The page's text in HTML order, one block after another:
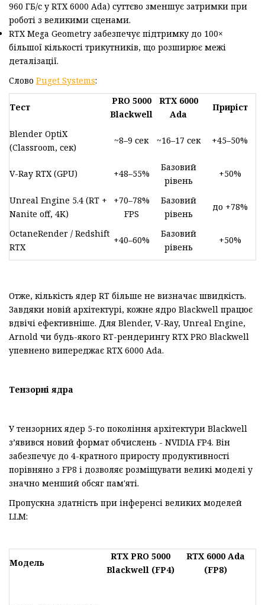
960 ГБ/с у RTX 6000 Ada) суттєво зменшує затримки при
роботі з великими сценами.
RTX Mega Geometry забезпечує підтримку до 100×
більшої кількості трикутників, що розширює межі
деталізації.
Слово Puget Systems:
Тест
PRO 5000
Blackwell
RTX 6000
Ada
Приріст
Blender OptiX
(Classroom, сек)
~8–9 сек ~16–17 сек +45–50%
V-Ray RTX (GPU) +48–55%
Базовий
рівень
+50%
Unreal Engine 5.4 (RT +
Nanite off, 4K)
+70–78%
FPS
Базовий
рівень
до +78%
OctaneRender / Redshift
RTX
+40–60%
Базовий
рівень
+50%
Отже, кількість ядер RT більше не визначає швидкість.
Завдяки новій архітектурі, кожне ядро Blackwell працює
вдвічі ефективніше. Для Blender, V-Ray, Unreal Engine,
Arnold чи будь-якого RT-рендерингу RTX PRO Blackwell
упевнено випереджає RTX 6000 Ada.
Тензорні ядра
У тензорних ядер 5-го покоління архітектури Blackwell
з’явився новий формат обчислень - NVIDIA FP4. Він
забезпечує до 4-кратного приросту продуктивності
порівняно з FP8 і дозволяє розміщувати великі моделі у
значно менший обсяг пам'яті.
Пропускна здатність при інференсі великих моделей
LLM:
Модель
RTX PRO 5000
Blackwell(FP4)
RTX 6000 Ada
(FP8)